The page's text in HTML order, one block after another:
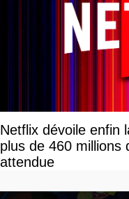
Netflix dévoile enfin
plus de 460 millions
attendue